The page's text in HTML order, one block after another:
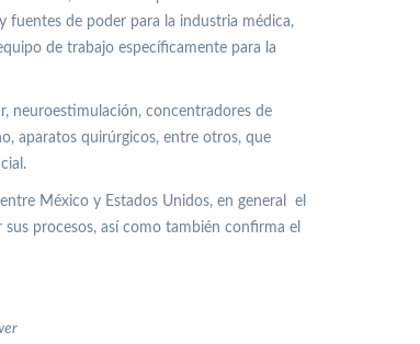
fuentes de poder para la industria médica,
de trabajo específicamente para la
neuroestimulación, concentradores de
aparatos quirúrgicos, entre otros, que
México y Estados Unidos, en general el
procesos, así como también confirma el